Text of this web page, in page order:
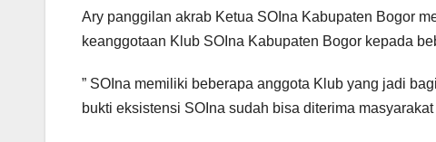
Ary panggilan akrab Ketua SOIna Kabupaten Bogor
keanggotaan Klub SOIna Kabupaten Bogor kepada
” SOIna memiliki beberapa anggota Klub yang jadi
bukti eksistensi SOIna sudah bisa diterima